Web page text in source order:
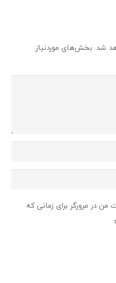
شد. بخش‌های موردنیاز
من در مرورگر برای زمانی که